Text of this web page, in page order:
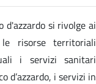
d'azzardo si rivolge ai
risorse territoriali
i servizi sanitari
d’azzardo, i servizi in